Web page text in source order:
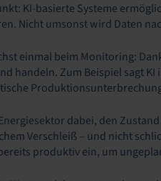
KI-basierte Systeme
Nicht umsonst wird Daten
einmal beim Monitoring:
handeln. Zum Beispiel sagt
dabei, den
Verschleiß – und nicht
produktiv ein, um